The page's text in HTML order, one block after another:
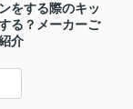
をする際のキッ
る？メーカーご
介